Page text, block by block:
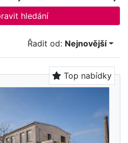
hledání
Řadit od: Nejnovější
Top nabídky